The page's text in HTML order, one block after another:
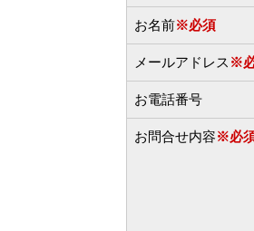
お名前※必須
メールアドレス ※
お電話番号
お問合せ内容※必